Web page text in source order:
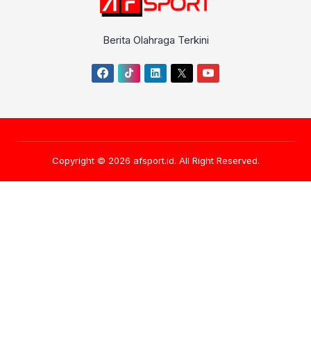
Berita Olahraga Terkini
Copyright © 2026 afsport.id. All Right Reserved.